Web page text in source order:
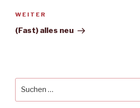
Nächster
Beitrag
WEITER
(Fast) alles neu